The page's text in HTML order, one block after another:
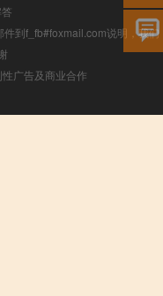
到f_fb#foxmail.com说明，我们
广告及商业合作